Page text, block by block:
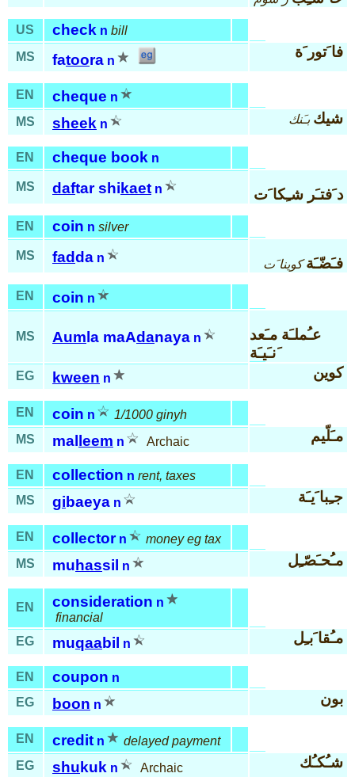
US check n bill
MS
fatoora n
فا َتور َة
EN cheque n
MS
sheek n شيك بـَنك
EN cheque book n
MS daftar shi kaet n د َفتـَر شـِكا َت
EN coin n silver
MS fadda n فـَضّـَة كوينا َت
EN coin n
MS Aum la maAdanaya n
عـُملـَة مـَعد
َنـَيـَة
EG kween n كوين
EN coin n
1/1000 ginyh
MS
mal leem n Archaic مـَلّيم
EN collection n rent, taxes
MS
gibaeya n جـِبا َيـَة
EN collector n
money eg tax
MS
muhassil n مـُحـَصّـِل
EN consideration n
financial
EG
muqaabil n مـُقا َبـِل
EN coupon n
EG
boon n بون
EN credit n
delayed payment
EG
shu kuk n Archaic شـُكـُك